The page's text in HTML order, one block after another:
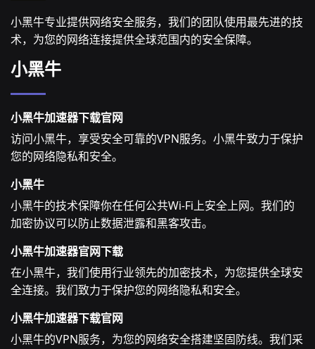
小黑牛专业提供网络安全服务，我们的团队使用最先进的技
术，为您的网络连接提供全球范围内的安全保障。
小黑牛
小黑牛加速器下载官网
访问小黑牛，享受安全可靠的VPN服务。小黑牛致力于保护
您的网络隐私和安全。
小黑牛
小黑牛的技术保障你在任何公共Wi-Fi上安全上网。我们的
加密协议可以防止数据泄露和黑客攻击。
小黑牛加速器官网下载
在小黑牛，我们使用行业领先的加密技术，为您提供全球安
全连接。我们致力于保护您的网络隐私和安全。
小黑牛加速器下载官网
小黑牛的VPN服务，为您的网络安全搭建坚固防线。我们采